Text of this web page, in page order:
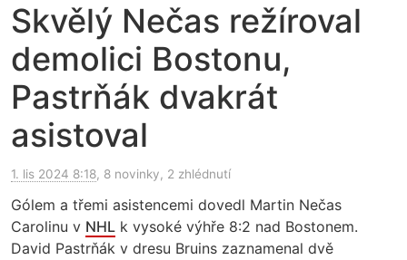
Skvělý Nečas režíroval
demolici Bostonu,
Pastrňák dvakrát
asistoval
1. lis 2024 8:18, 8 novinky, 2 zhlédnutí
Gólem a třemi asistencemi dovedl Martin Nečas
Carolinu v NHL k vysoké výhře 8:2 nad Bostonem.
David Pastrňák v dresu Bruins zaznamenal dvě